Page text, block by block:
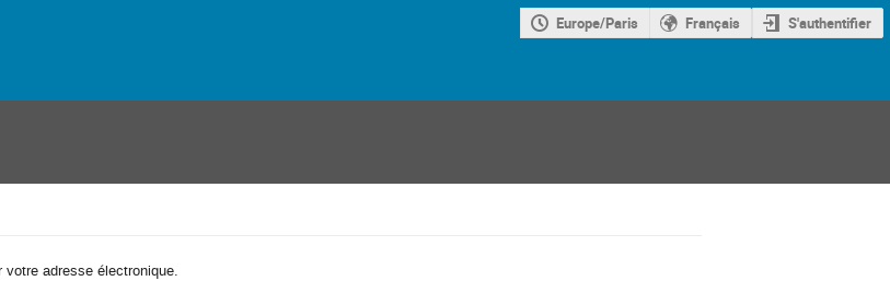
Europe/Paris Français S'authentifier
adresse électronique.